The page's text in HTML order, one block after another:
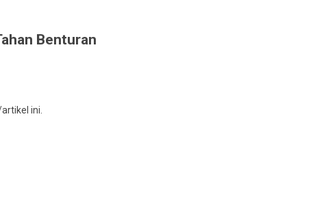
Benturan
ini.